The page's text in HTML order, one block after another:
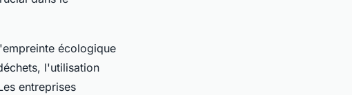
écologique
l'utilisation
entreprises